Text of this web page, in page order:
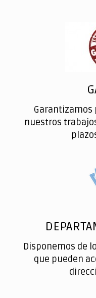
Garantizamos
nuestros
Disponemos de
que pueden